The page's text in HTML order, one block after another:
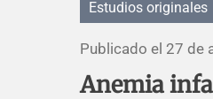
Estudios originales
Publicado el 27 de
Anemia